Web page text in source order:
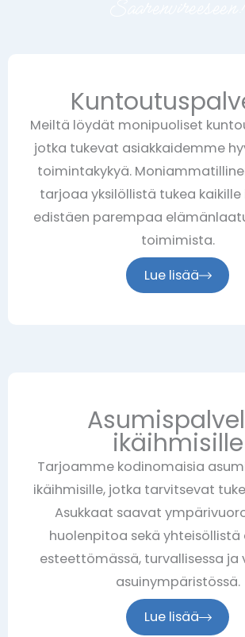
Meiltä löydät monipuoliset
jotka tukevat asiakkaidemme
toimintakykyä.
tarjoaa yksilöllistä tukea kaikille
edistäen parempaa
toimimista.
Lue lisää
ikäihmisille
Tarjoamme kodinomaisia
ikäihmisille, jotka tarvitsevat
Asukkaat saavat
huolenpitoa sekä yhteisöllistä
esteettömässä, turvallisessa ja
asuinympäristössä.
Lue lisää